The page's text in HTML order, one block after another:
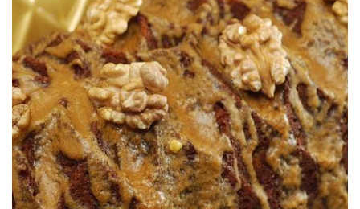
BUNDTCAKE DE CAFÉ & NUECES
Una combinación más allá de golosa.